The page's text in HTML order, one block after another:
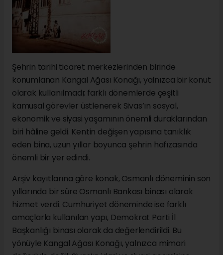
Şehrin tarihi ticaret merkezlerinden birinde
konumlanan Kangal Ağası Konağı, yalnızca bir konut
olarak kullanılmadı; farklı dönemlerde çeşitli
kamusal görevler üstlenerek Sivas’ın sosyal,
ekonomik ve siyasi yaşamının önemli duraklarından
biri hâline geldi. Kentin değişen yapısına tanıklık
eden bina, uzun yıllar boyunca şehrin hafızasında
önemli bir yer edindi.
Arşiv kayıtlarına göre konak, Osmanlı döneminin son
yıllarında bir süre Osmanlı Bankası binası olarak
hizmet verdi. Cumhuriyet döneminde ise farklı
amaçlarla kullanılan yapı, Demokrat Parti İl
Başkanlığı binası olarak da değerlendirildi. Bu
yönüyle Kangal Ağası Konağı, yalnızca mimari